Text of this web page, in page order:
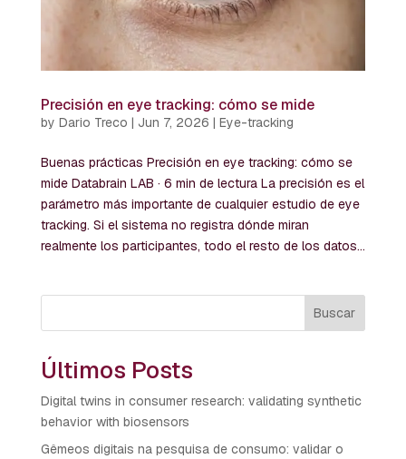
Precisión en eye tracking: cómo se mide
by Dario Treco | Jun 7, 2026 | Eye-tracking
Buenas prácticas Precisión en eye tracking: cómo se
mide Databrain LAB · 6 min de lectura La precisión es el
parámetro más importante de cualquier estudio de eye
tracking. Si el sistema no registra dónde miran
realmente los participantes, todo el resto de los datos...
Buscar
Últimos Posts
Digital twins in consumer research: validating synthetic
behavior with biosensors
Gêmeos digitais na pesquisa de consumo: validar o